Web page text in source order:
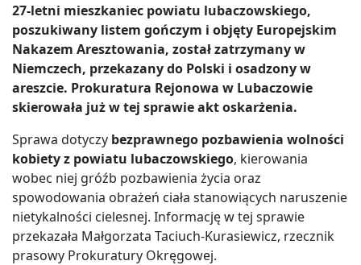
27-letni mieszkaniec powiatu lubaczowskiego,
poszukiwany listem gończym i objęty Europejskim
Nakazem Aresztowania, został zatrzymany w
Niemczech, przekazany do Polski i osadzony w
areszcie. Prokuratura Rejonowa w Lubaczowie
skierowała już w tej sprawie akt oskarżenia.
Sprawa dotyczy bezprawnego pozbawienia wolności
kobiety z powiatu lubaczowskiego, kierowania
wobec niej gróźb pozbawienia życia oraz
spowodowania obrażeń ciała stanowiących naruszenie
nietykalności cielesnej. Informację w tej sprawie
przekazała Małgorzata Taciuch-Kurasiewicz, rzecznik
prasowy Prokuratury Okręgowej.